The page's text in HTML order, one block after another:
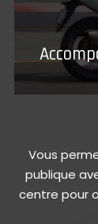
Vous
publique
centre pour